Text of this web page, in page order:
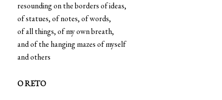
resounding on the borders of ideas,
of statues, of notes, of words,
of all things, of my own breath,
and of the hanging mazes of myself
and others
O RETO